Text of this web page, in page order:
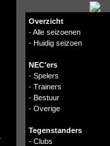
Overzicht
-Alle seizoenen
- Huidig seizoen
NEC'ers
- Spelers
- Trainers
- Bestuur
- Overige
Tegenstanders
- Clubs